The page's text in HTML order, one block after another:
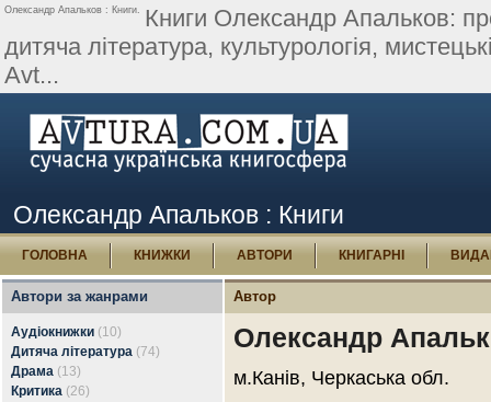
Олександр Апальков : Книги. Книги Олександр Апальков:
дитяча література, культурологія,
Avt...
Олександр Апальков : Книги
ГОЛОВНА КНИЖКИ АВТОРИ КНИГАРНІ
Автори за жанрами
Аудіокнижки (10)
Дитяча література (74)
Драма (13)
Критика (26)
Автор
Олександр
м.Канів, Черкаська обл.